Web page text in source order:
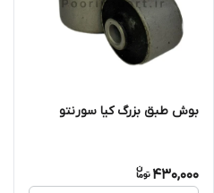
بوش طبق بزرگ کیا سورنتو
430,000